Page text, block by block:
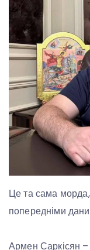
Це та сама морда,
попередніми
Армен Саркісян –